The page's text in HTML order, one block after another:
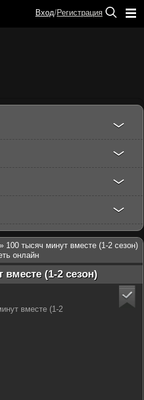
» 100 тысяч минут вместе (1-2 сезон)
онлайн
вместе (1-2 сезон)
Вход/Регистрация